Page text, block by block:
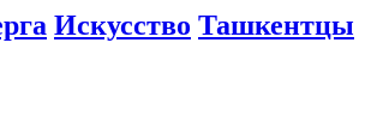
Искусство Ташкентцы